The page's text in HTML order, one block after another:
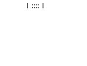
ｌ::::ｌ
＿ /;;;;;;／